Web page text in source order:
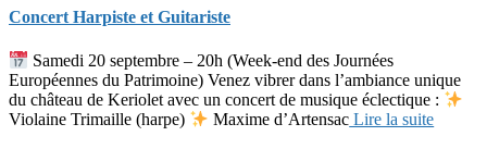
Concert Harpiste et Guitariste
Samedi 20 septembre – 20h (Week-end des Journées
Européennes du Patrimoine) Venez vibrer dans l’ambiance unique
du château de Keriolet avec un concert de musique éclectique :
Violaine Trimaille (harpe)
Maxime d’Artensac Lire la suite